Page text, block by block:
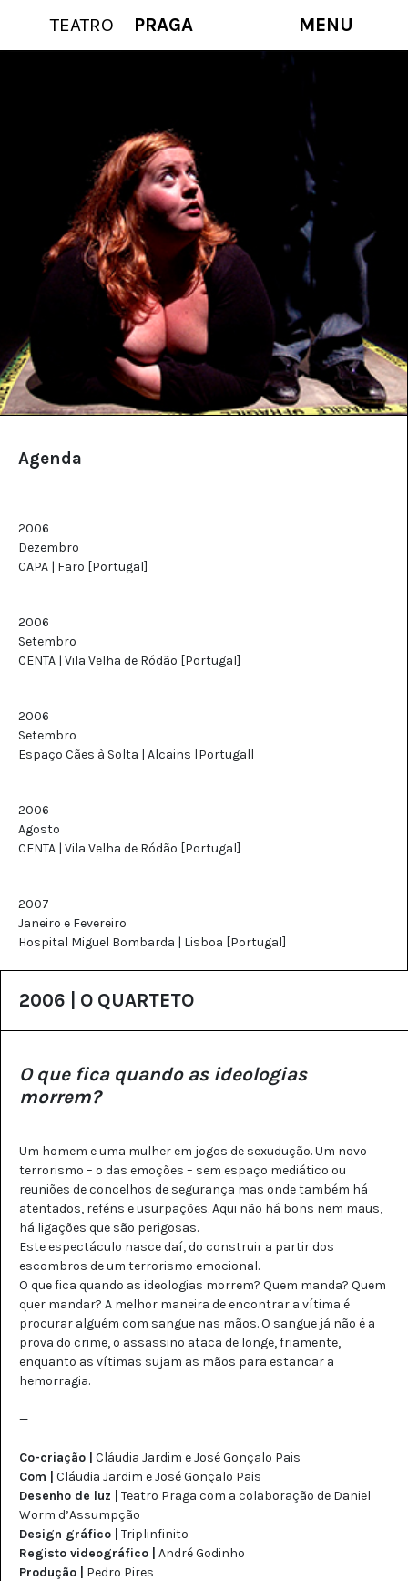
TEATRO PRAGA MENU
Agenda
2006
Dezembro
CAPA | Faro [Portugal]
2006
Setembro
CENTA | Vila Velha de Ródão [Portugal]
2006
Setembro
Espaço Cães à Solta | Alcains [Portugal]
2006
Agosto
CENTA | Vila Velha de Ródão [Portugal]
2007
Janeiro e Fevereiro
Hospital Miguel Bombarda | Lisboa [Portugal]
2006 | O QUARTETO
O que fica quando as ideologias
morrem?
Um homem e uma mulher em jogos de sexudução. Um novo
terrorismo – o das emoções – sem espaço mediático ou
reuniões de concelhos de segurança mas onde também há
atentados, reféns e usurpações. Aqui não há bons nem maus,
há ligações que são perigosas.
Este espectáculo nasce daí, do construir a partir dos
escombros de um terrorismo emocional.
O que fica quando as ideologias morrem? Quem manda? Quem
quer mandar? A melhor maneira de encontrar a vítima é
procurar alguém com sangue nas mãos. O sangue já não é a
prova do crime, o assassino ataca de longe, friamente,
enquanto as vítimas sujam as mãos para estancar a
hemorragia.
—
Co-criação |
Cláudia Jardim e José Gonçalo Pais
Com |
Cláudia Jardim e José Gonçalo Pais
Desenho de luz |
Teatro Praga com a colaboração de Daniel
Worm d’Assumpção
Design gráfico |
Triplinfinito
Registo videográfico |
André Godinho
Produção |
Pedro Pires